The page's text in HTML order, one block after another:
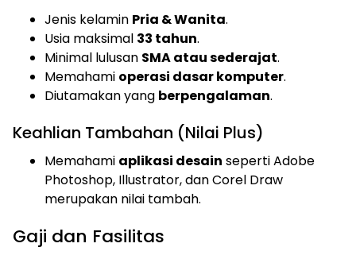
Jenis kelamin Pria & Wanita.
Usia maksimal 33 tahun.
Minimal lulusan SMA atau sederajat.
Memahami operasi dasar komputer.
Diutamakan yang berpengalaman.
Keahlian Tambahan (Nilai Plus)
Memahami aplikasi desain seperti Adobe
Photoshop, Illustrator, dan Corel Draw
merupakan nilai tambah.
Gaji dan Fasilitas